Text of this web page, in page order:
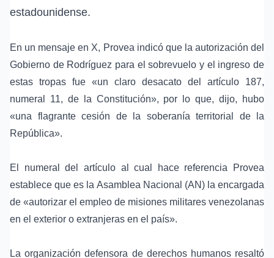
estadounidense.
En un mensaje en X, Provea indicó que la autorización del
Gobierno de Rodríguez para el sobrevuelo y el ingreso de
estas tropas fue «un claro desacato del artículo 187,
numeral 11, de la Constitución», por lo que, dijo, hubo
«una flagrante cesión de la soberanía territorial de la
República».
El numeral del artículo al cual hace referencia Provea
establece que es la Asamblea Nacional (AN) la encargada
de «autorizar el empleo de misiones militares venezolanas
en el exterior o extranjeras en el país».
La organización defensora de derechos humanos resaltó